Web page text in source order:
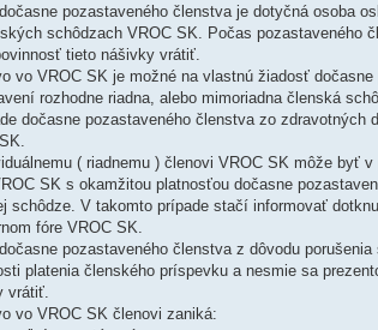
pozastaveného členstva je dotyčná osoba
schôdzach VROC SK. Počas pozastaveného
tieto nášivky vrátiť.
vo VROC SK je možné na vlastnú žiadosť
rozhodne riadna, alebo mimoriadna členská
dočasne pozastaveného členstva zo zdravotných
( riadnemu ) členovi VROC SK môže byť
SK s okamžitou platnosťou dočasne
schôdze. V takomto prípade stačí informovať
fóre VROC SK.
pozastaveného členstva z dôvodu
platenia členského príspevku a nesmie sa
vrátiť.
vo VROC SK členovi zaniká: